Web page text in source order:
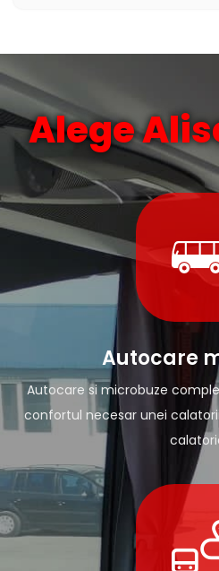
Alege
Autocare
Autocare si microbuze
confortul necesar unei